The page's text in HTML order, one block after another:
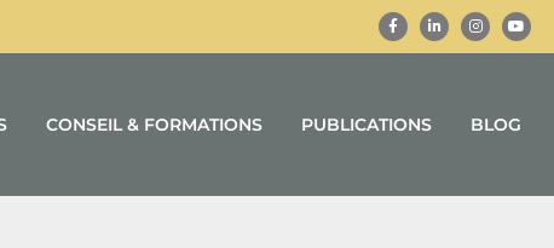
CONSEIL & FORMATIONS PUBLICATIONS BLOG